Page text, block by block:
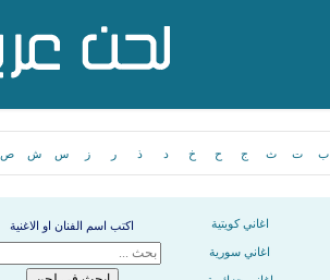
ب ت ث ج ح خ د ذ ر ز س ش ص
اغاني كويتية اكتب اسم الفنان او الاغنية
اغاني سورية